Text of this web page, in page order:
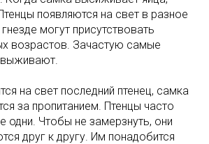
появляются на свет в разное
могут присутствовать
возрастов. Зачастую самые
на свет последний птенец, самка
за пропитанием. Птенцы часто
одни. Чтобы не замерзнуть, они
друг к другу. Им понадобится